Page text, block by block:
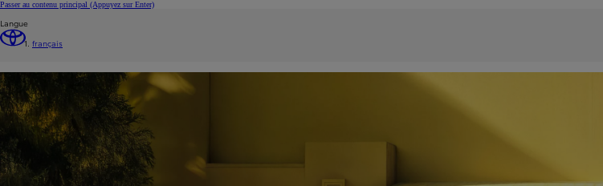
Passer au contenu principal (Appuyez sur Enter)
Langue
français